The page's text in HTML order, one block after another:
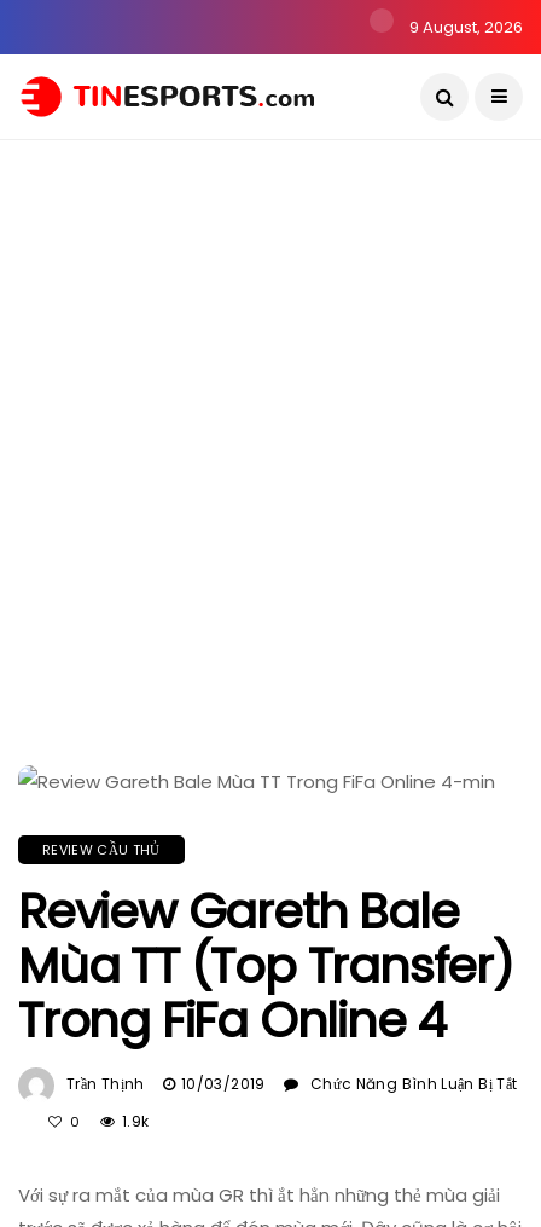
9 August, 2026
REVIEW CẦU THỦ
Review Gareth Bale
Mùa TT (Top Transfer)
Trong FiFa Online 4
Trần Thịnh 10/03/2019
Chức Năng Bình Luận Bị Tắt
Bale
Mùa
0 1.9k
Với sự ra mắt của mùa GR thì ắt hẳn những thẻ mùa giải